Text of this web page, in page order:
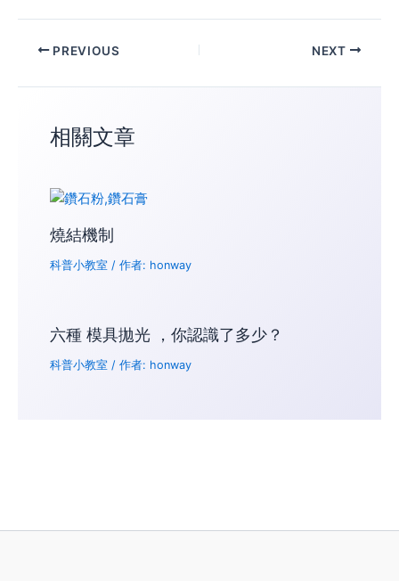
PREVIOUS NEXT
相關文章
燒結機制
科普小教室 / 作者: honway
六種 模具拋光 ，你認識了多少？
科普小教室 / 作者: honway